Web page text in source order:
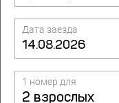
Терраса
С балконом
Дата заезда
1 номер для
2 взрослых